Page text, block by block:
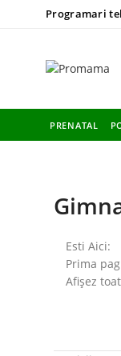
Programari
PRENATAL
Esti Aici:
Prima
Afișez